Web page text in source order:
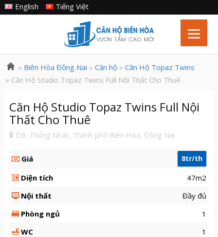
Tiếng Việt
English
» Biên Hòa Đồng Nai » Căn hộ» Căn Hộ Topaz Twins
» Căn Hộ Studio Topaz Twins Full Nội Thất Cho Thuê
Căn Hộ Studio Topaz Twins Full Nội
Thất Cho Thuê
D9, Thống Nhất, Thành phố Biên Hòa, Đồng Nai
Giá 8tr/th
Diện tích
47m2
Nội thất
Đầy đủ
Phòng ngủ
1
WC
1